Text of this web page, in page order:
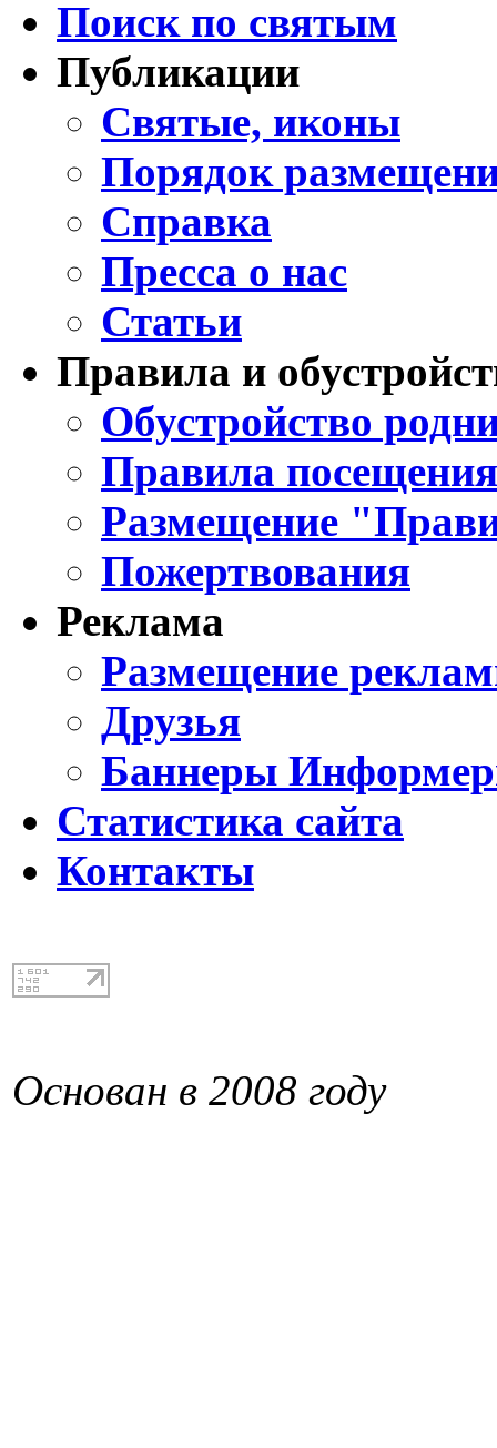
Поиск по святым
Публикации
Святые, иконы
Порядок
Справка
Пресса о нас
Статьи
Правила и
Обустройство
Правила
Размещение
Пожертвования
Реклама
Размещение
Друзья
Баннеры
Статистика сайта
Контакты
Основан в 2008 году